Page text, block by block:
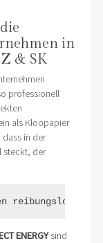
in
& SK
professionell
als Kloopapier
in der
steckt, der
reibungslosen
ENERGYsind